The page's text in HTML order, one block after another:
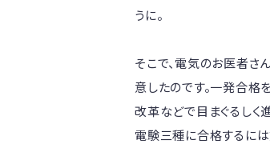
うに。
そこで、電気のお医者さ
意したのです。一発合
改革などで目まぐるしく
電験三種に合格するに